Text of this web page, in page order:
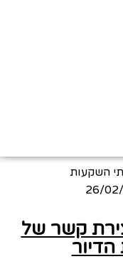
השקעות
26/
קשר של